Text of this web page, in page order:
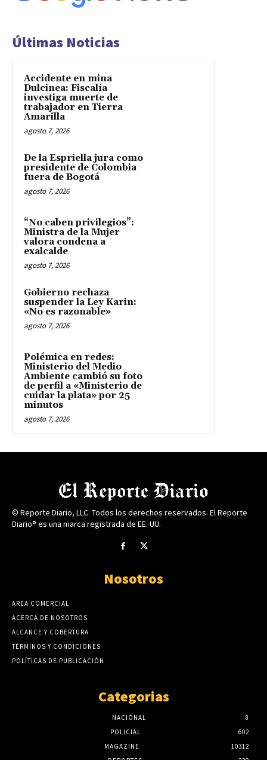
Últimas Noticias
Accidente en mina
Dulcinea: Fiscalía
investiga muerte de
trabajador en Tierra
Amarilla
agosto 7, 2026
De la Espriella jura como
presidente de Colombia
fuera de Bogotá
agosto 7, 2026
“No caben privilegios”:
Ministra de la Mujer
valora condena a
exalcalde
agosto 7, 2026
Gobierno rechaza
suspender la Ley Karin:
«No es razonable»
agosto 7, 2026
Polémica en redes:
Ministerio del Medio
Ambiente cambió su foto
de perfil a «Ministerio de
cuidar la plata» por 25
minutos
agosto 7, 2026
© Reporte Diario, LLC. Todos los derechos reservados. El Reporte
Diario® es una marca registrada de EE. UU.
Nosotros
AREA COMERCIAL
ACERCA DE NOSOTROS
ALCANCE Y COBERTURA
TÉRMINOS Y CONDICIONES
POLÍTICAS DE PUBLICACIÓN
Categorias
NACIONAL
8
POLICIAL
602
MAGAZINE
10312